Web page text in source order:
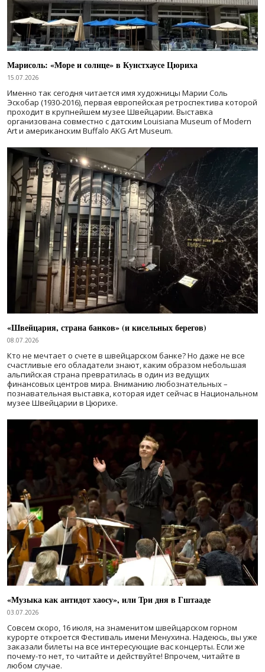
Марисоль: «Море и солнце» в Кунстхаусе Цюриха
15.07.2026
Именно так сегодня читается имя художницы Марии Соль
Эскобар (1930-2016), первая европейская ретроспектива которой
проходит в крупнейшем музее Швейцарии. Выставка
организована совместно с датским Louisiana Museum of Modern
Art и американским Buffalo AKG Art Museum.
«Швейцария, страна банков» (и кисельных берегов)
08.07.2026
Кто не мечтает о счете в швейцарском банке? Но даже не все
счастливые его обладатели знают, каким образом небольшая
альпийская страна превратилась в один из ведущих
финансовых центров мира. Вниманию любознательных –
познавательная выставка, которая идет сейчас в Национальном
музее Швейцарии в Цюрихе.
«Музыка как антидот хаосу», или Три дня в Гштааде
03.07.2026
Совсем скоро, 16 июля, на знаменитом швейцарском горном
курорте откроется Фестиваль имени Менухина. Надеюсь, вы уже
заказали билеты на все интересующие вас концерты. Если же
почему-то нет, то читайте и действуйте! Впрочем, читайте в
любом случае.